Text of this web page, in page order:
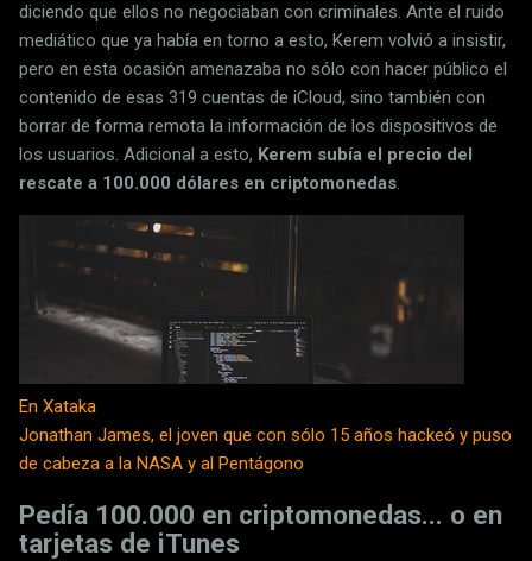
diciendo que ellos no negociaban con crimínales. Ante el ruido
mediático que ya había en torno a esto, Kerem volvió a insistir,
pero en esta ocasión amenazaba no sólo con hacer público el
contenido de esas 319 cuentas de iCloud, sino también con
borrar de forma remota la información de los dispositivos de
los usuarios. Adicional a esto, Kerem subía el precio del
rescate a 100.000 dólares en criptomonedas.
En Xataka
Jonathan James, el joven que con sólo 15 años hackeó y puso
de cabeza a la NASA y al Pentágono
Pedía 100.000 en criptomonedas... o en
tarjetas de iTunes